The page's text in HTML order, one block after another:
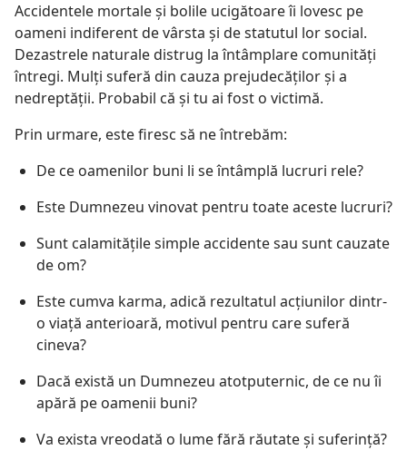
Accidentele mortale şi bolile ucigătoare îi lovesc pe
oameni indiferent de vârsta şi de statutul lor social.
Dezastrele naturale distrug la întâmplare comunităţi
întregi. Mulţi suferă din cauza prejudecăţilor şi a
nedreptăţii. Probabil că şi tu ai fost o victimă.
Prin urmare, este firesc să ne întrebăm:
De ce oamenilor buni li se întâmplă lucruri rele?
Este Dumnezeu vinovat pentru toate aceste lucruri?
Sunt calamităţile simple accidente sau sunt cauzate
de om?
Este cumva karma, adică rezultatul acţiunilor dintr-
o viaţă anterioară, motivul pentru care suferă
cineva?
Dacă există un Dumnezeu atotputernic, de ce nu îi
apără pe oamenii buni?
Va exista vreodată o lume fără răutate şi suferinţă?